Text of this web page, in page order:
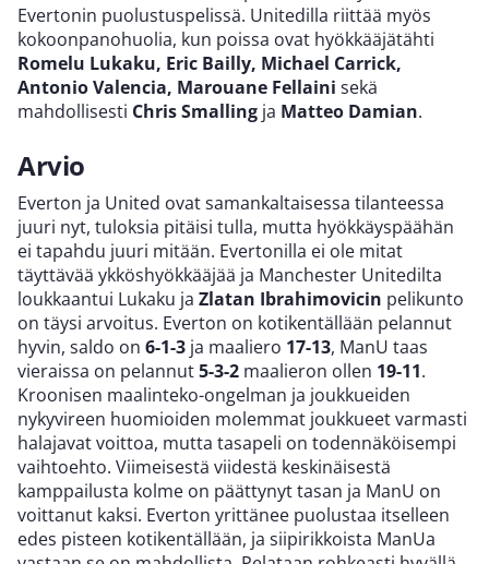
Evertonin puolustuspelissä. Unitedilla riittää myös
kokoonpanohuolia, kun poissa ovat hyökkääjätähti
Romelu Lukaku, Eric Bailly, Michael Carrick,
Antonio Valencia, Marouane Fellaini sekä
mahdollisesti Chris Smalling ja Matteo Damian.
Arvio
Everton ja United ovat samankaltaisessa tilanteessa
juuri nyt, tuloksia pitäisi tulla, mutta hyökkäyspäähän
ei tapahdu juuri mitään. Evertonilla ei ole mitat
täyttävää ykköshyökkääjää ja Manchester Unitedilta
loukkaantui Lukaku ja Zlatan Ibrahimovicin pelikunto
on täysi arvoitus. Everton on kotikentällään pelannut
hyvin, saldo on 6-1-3 ja maaliero 17-13, ManU taas
vieraissa on pelannut5-3-2 maalieron ollen 19-11.
Kroonisen maalinteko-ongelman ja joukkueiden
nykyvireen huomioiden molemmat joukkueet varmasti
halajavat voittoa, mutta tasapeli on todennäköisempi
vaihtoehto. Viimeisestä viidestä keskinäisestä
kamppailusta kolme on päättynyt tasan ja ManU on
voittanut kaksi. Everton yrittänee puolustaa itselleen
edes pisteen kotikentällään, ja siipirikkoista ManUa